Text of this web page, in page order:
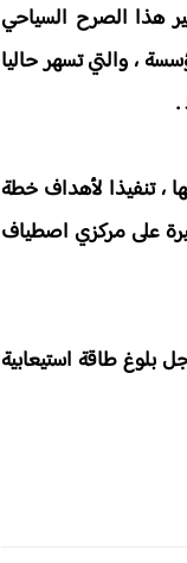
هذا الصرح السياحي
) المملوكة 100 بالمائة من طرف لمؤسسة ، والتي تسهر حاليا
.
، تنفيذا لأهداف خطة
الأخيرة على مركزي اصطياف
بلوغ طاقة استيعابية